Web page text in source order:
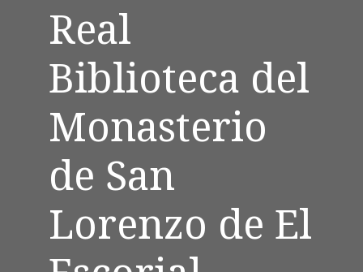
Real
Biblioteca del
Monasterio
de San
Lorenzo de El